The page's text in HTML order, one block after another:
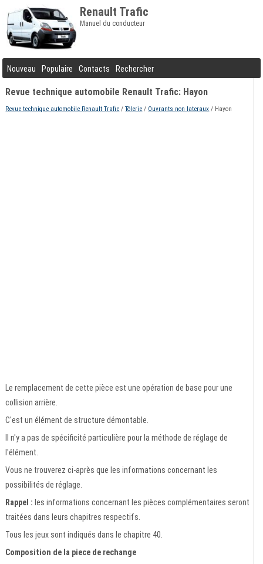
Renault Trafic
Manuel du conducteur
Nouveau Populaire Contacts Rechercher
Revue technique automobile Renault Trafic: Hayon
Revue technique automobile Renault Trafic /Tôlerie / Ouvrants non lateraux / Hayon
Le remplacement de cette pièce est une opération de base pour une
collision arrière.
C'est un élément de structure démontable.
Il n'y a pas de spécificité particulière pour la méthode de réglage de
l'élément.
Vous ne trouverez ci-après que les informations concernant les
possibilités de réglage.
Rappel : les informations concernant les pièces complémentaires seront
traitées dans leurs chapitres respectifs.
Tous les jeux sont indiqués dans le chapitre 40.
Composition de la piece de rechange